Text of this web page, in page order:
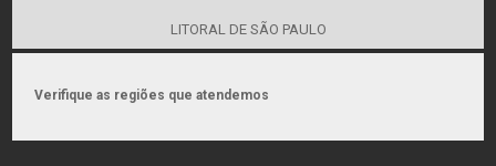
LITORAL DE SÃO PAULO
Verifique as regiões que atendemos